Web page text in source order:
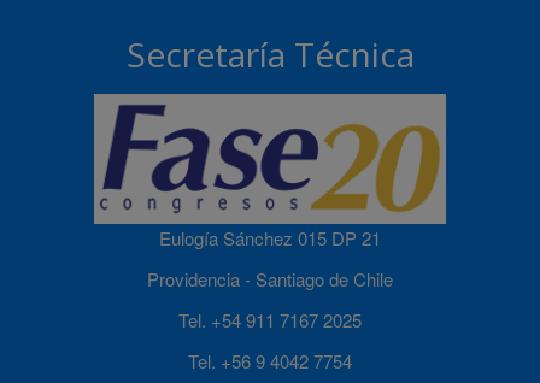
Secretaría Técnica
Eulogía Sánchez 015 DP 21
Providencia - Santiago de Chile
Tel. +54 911 7167 2025
Tel. +56 9 4042 7754